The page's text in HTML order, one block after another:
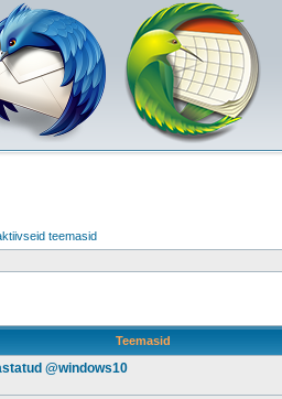
teemasid
Teemasid
@windows10